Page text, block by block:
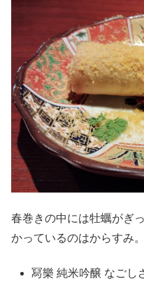
春巻きの中には牡蠣がぎ
かっているのはからすみ。
冩樂 純米吟醸 なごし